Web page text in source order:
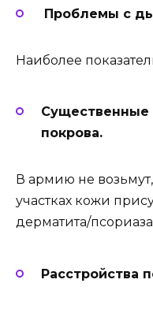
Проблемы с
Наиболее
Существенные
покрова.
В армию не
участках кожи
дерматита/
Расстройства